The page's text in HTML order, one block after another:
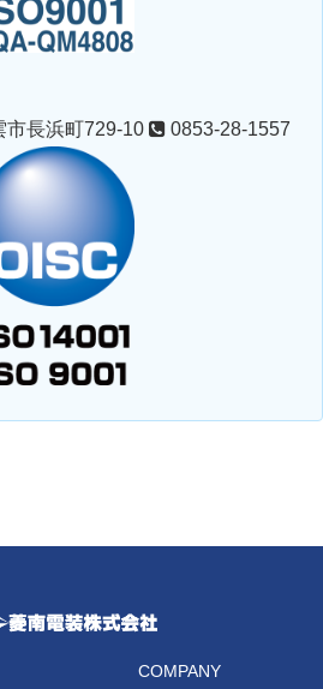
市長浜町729-10 0853-28-1557
COMPANY